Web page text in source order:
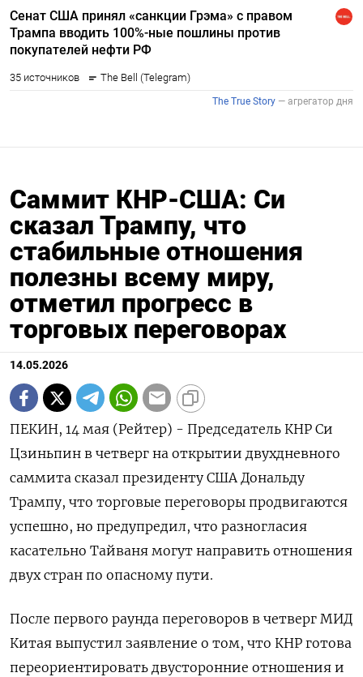
Саммит КНР-США: Си
сказал Трампу, что
стабильные отношения
полезны всему миру,
отметил прогресс в
торговых переговорах
14.05.2026
ПЕКИН, 14 мая (Рейтер) - Председатель КНР Си
Цзиньпин в четверг на открытии двухдневного
саммита сказал президенту США Дональду
‌Трампу, что торговые переговоры продвигаются
успешно, но предупредил, что разногласия
касательно Тайваня могут направить отношения
двух ​стран по опасному ​пути.
После ​первого раунда ⁠переговоров в четверг МИД
‌Китая выпустил заявление о том, ‌что КНР готова
переориентировать двусторонние отношения и